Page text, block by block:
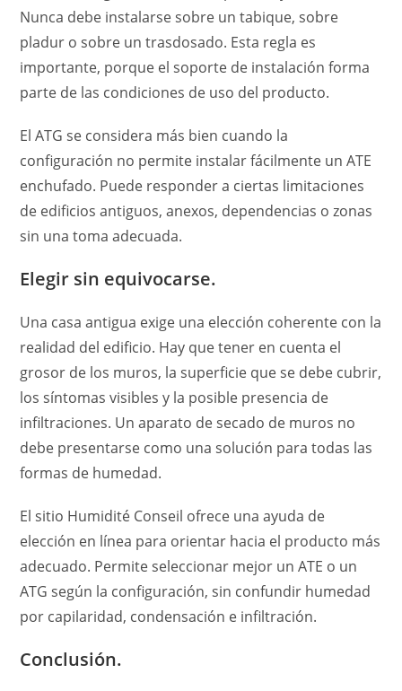
Nunca debe instalarse sobre un tabique, sobre
pladur o sobre un trasdosado. Esta regla es
importante, porque el soporte de instalación forma
parte de las condiciones de uso del producto.
El ATG se considera más bien cuando la
configuración no permite instalar fácilmente un ATE
enchufado. Puede responder a ciertas limitaciones
de edificios antiguos, anexos, dependencias o zonas
sin una toma adecuada.
Elegir sin equivocarse.
Una casa antigua exige una elección coherente con la
realidad del edificio. Hay que tener en cuenta el
grosor de los muros, la superficie que se debe cubrir,
los síntomas visibles y la posible presencia de
infiltraciones. Un aparato de secado de muros no
debe presentarse como una solución para todas las
formas de humedad.
El sitio Humidité Conseil ofrece una ayuda de
elección en línea para orientar hacia el producto más
adecuado. Permite seleccionar mejor un ATE o un
ATG según la configuración, sin confundir humedad
por capilaridad, condensación e infiltración.
Conclusión.